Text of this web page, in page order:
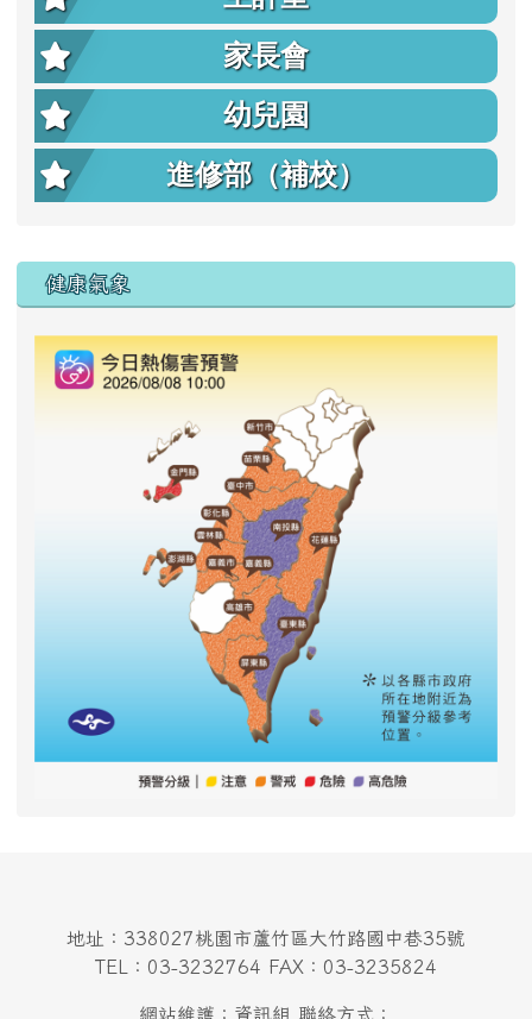
家長會
幼兒園
進修部（補校）
右邊區域內容
健康氣象
地址：338027桃園市蘆竹區大竹路國中巷35號
TEL：03-3232764 FAX：03-3235824
網站維護：資訊組 聯絡方式：